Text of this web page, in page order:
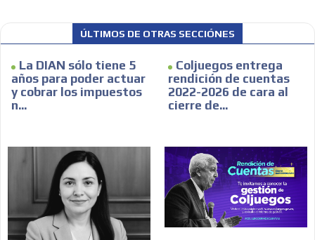
ÚLTIMOS DE OTRAS SECCIÓNES
La DIAN sólo tiene 5
años para poder actuar
y cobrar los impuestos
n...
Coljuegos entrega
rendición de cuentas
2022-2026 de cara al
cierre de...